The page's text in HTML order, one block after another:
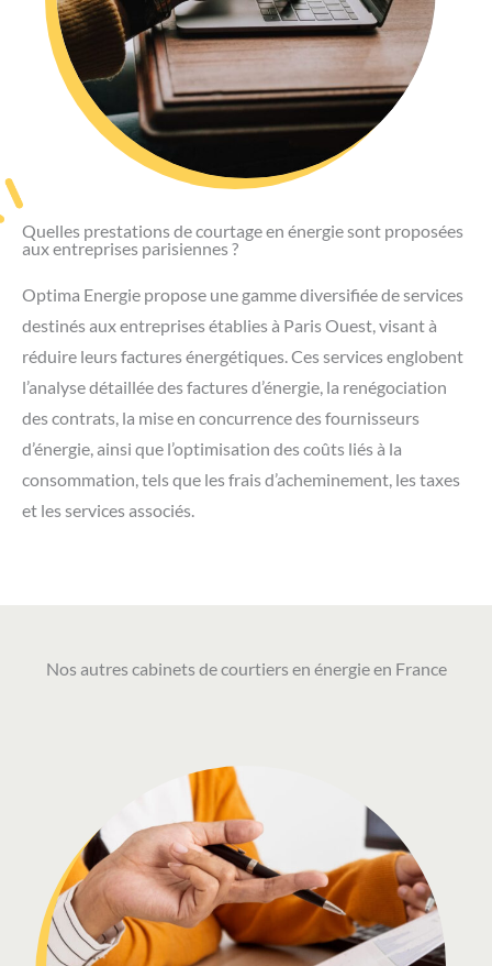
Quelles prestations de courtage en énergie sont proposées
aux entreprises parisiennes ?
Optima Energie propose une gamme diversifiée de services
destinés aux entreprises établies à Paris Ouest, visant à
réduire leurs factures énergétiques. Ces services englobent
l’analyse détaillée des factures d’énergie, la renégociation
des contrats, la mise en concurrence des fournisseurs
d’énergie, ainsi que l’optimisation des coûts liés à la
consommation, tels que les frais d’acheminement, les taxes
et les services associés.
Nos autres cabinets de courtiers en énergie en France​